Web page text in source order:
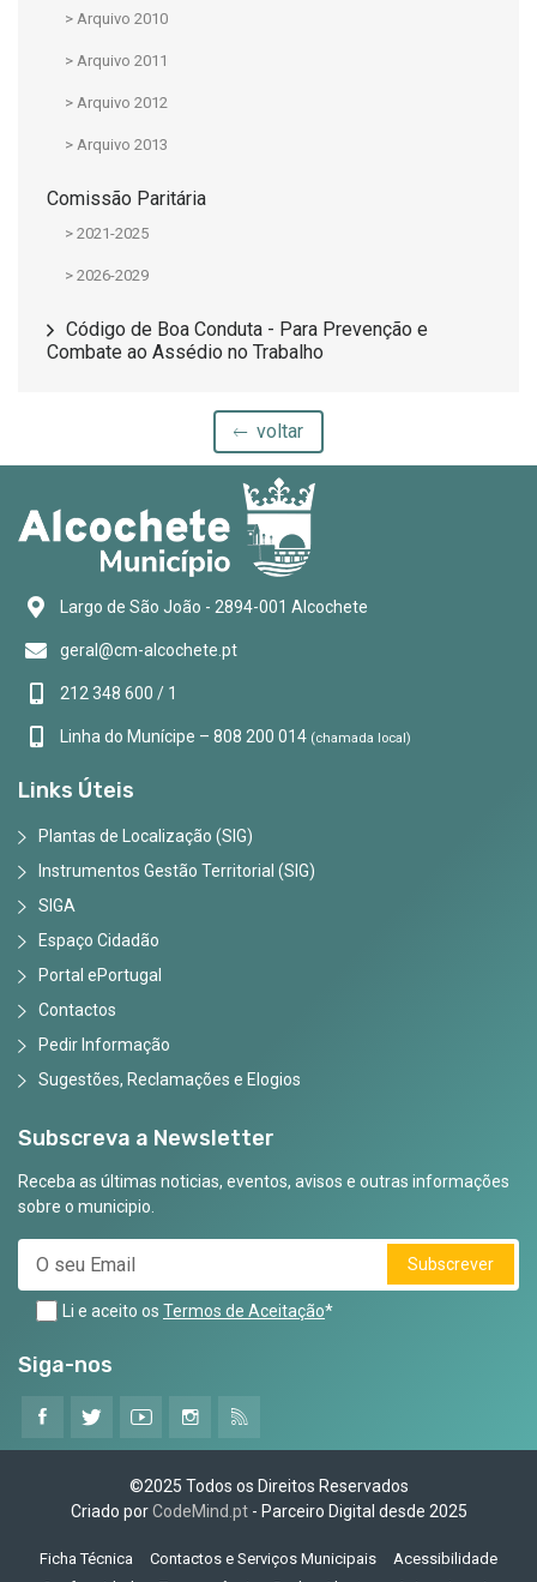
> Arquivo 2010
> Arquivo 2011
> Arquivo 2012
> Arquivo 2013
Comissão Paritária
> 2021-2025
> 2026-2029
Código de Boa Conduta - Para Prevenção e
Combate ao Assédio no Trabalho
voltar
Largo de São João - 2894-001 Alcochete
geral@cm-alcochete.pt
212 348 600 / 1
Linha do Munícipe – 808 200 014 (chamada local)
Links Úteis
Plantas de Localização (SIG)
Instrumentos Gestão Territorial (SIG)
SIGA
Espaço Cidadão
Portal ePortugal
Contactos
Pedir Informação
Sugestões, Reclamações e Elogios
Subscreva a Newsletter
Receba as últimas noticias, eventos, avisos e outras informações
sobre o municipio.
Subscrever
Li e aceito os Termos de Aceitação*
Siga-nos
©2025 Todos os Direitos Reservados
Criado porCodeMind.pt- Parceiro Digital desde 2025
Ficha Técnica Contactos e Serviços Municipais
Acessibilidade